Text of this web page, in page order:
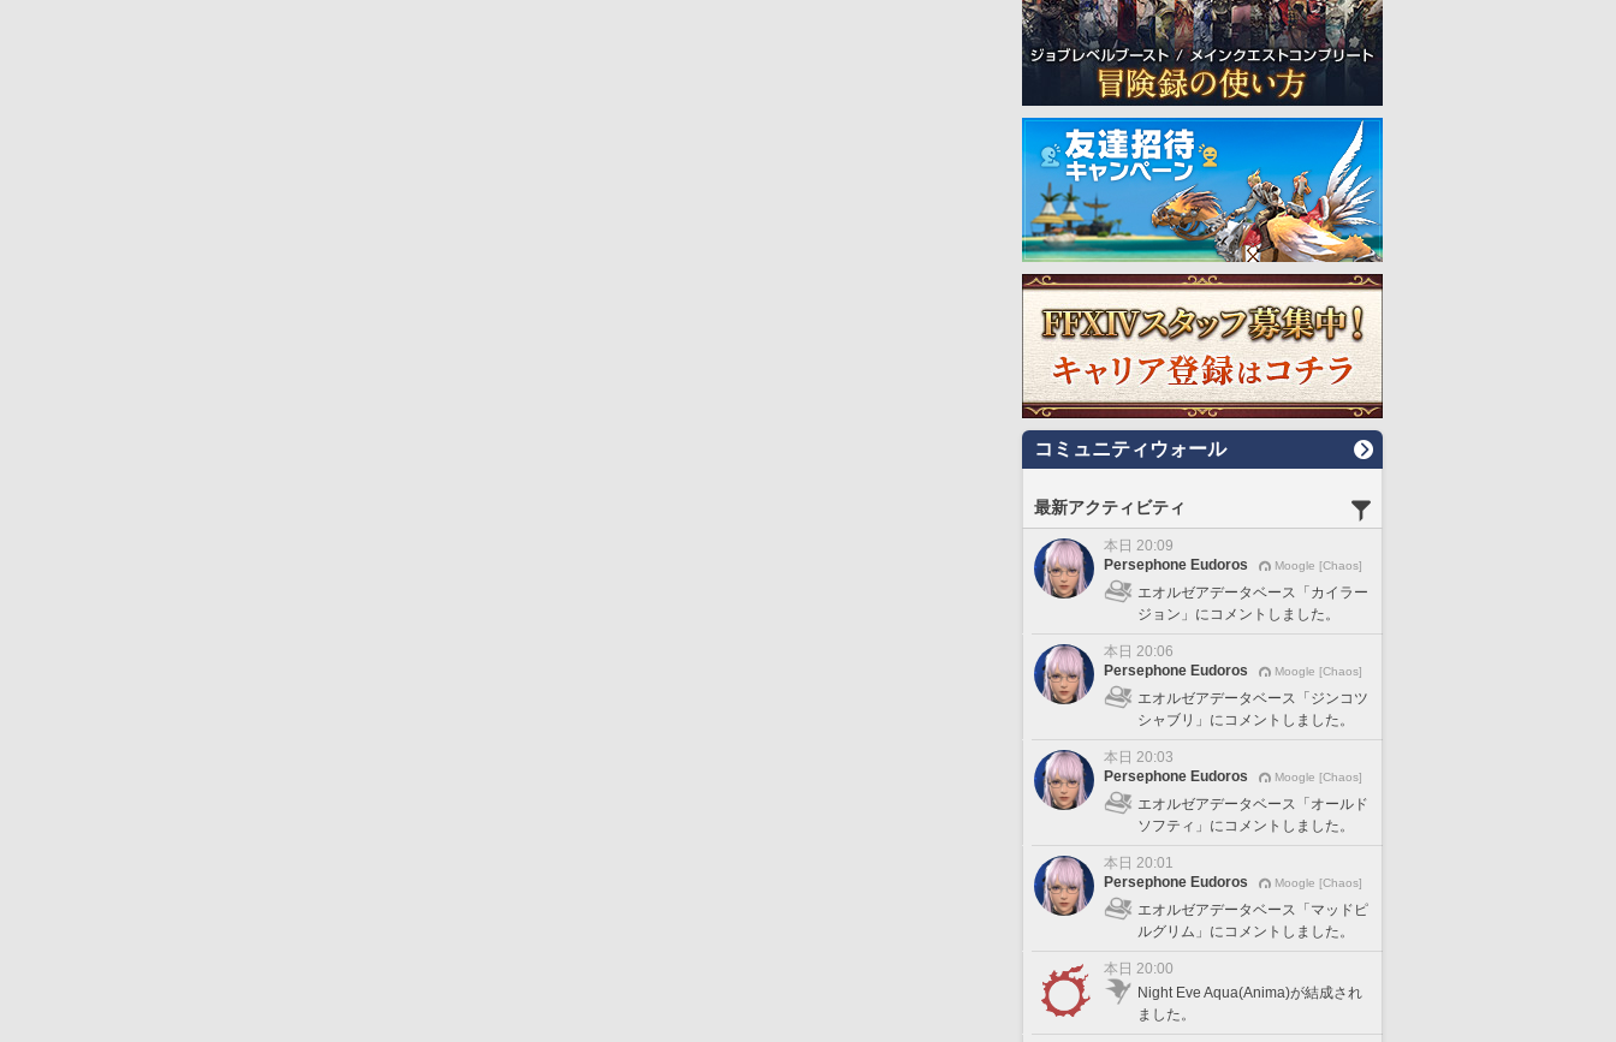
コミュニティウォール
最新アクティビティ
本日 20:09
Persephone Eudoros
Moogle [Chaos]
エオルゼアデータベース「カイラー
ジョン」にコメントしました。
本日 20:06
Persephone Eudoros
Moogle [Chaos]
エオルゼアデータベース「ジンコツ
シャブリ」にコメントしました。
本日 20:03
Persephone Eudoros
Moogle [Chaos]
エオルゼアデータベース「オールド
ソフティ」にコメントしました。
本日 20:01
Persephone Eudoros
Moogle [Chaos]
エオルゼアデータベース「マッドピ
ルグリム」にコメントしました。
本日 20:00
Night Eve Aqua(Anima)が結成され
ました。